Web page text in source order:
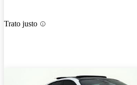
Trato justo